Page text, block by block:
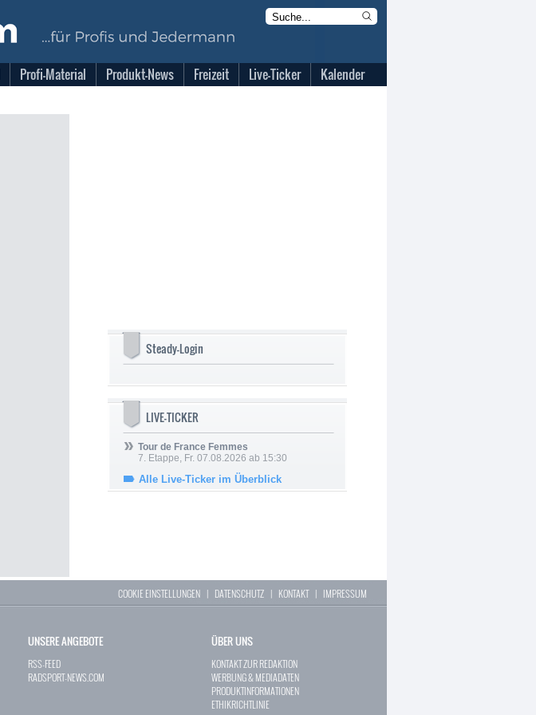
Profi-Material Produkt-News Freizeit Live-Ticker Kalender
Steady-Login
LIVE-TICKER
Tour de France Femmes
7. Etappe, Fr. 07.08.2026 ab 15:30
Alle Live-Ticker im Überblick
COOKIE EINSTELLUNGEN | DATENSCHUTZ | KONTAKT| IMPRESSUM
UNSERE ANGEBOTE
RSS-FEED
RADSPORT-NEWS.COM
ÜBER UNS
KONTAKT ZUR REDAKTION
WERBUNG & MEDIADATEN
PRODUKTINFORMATIONEN
ETHIKRICHTLINIE